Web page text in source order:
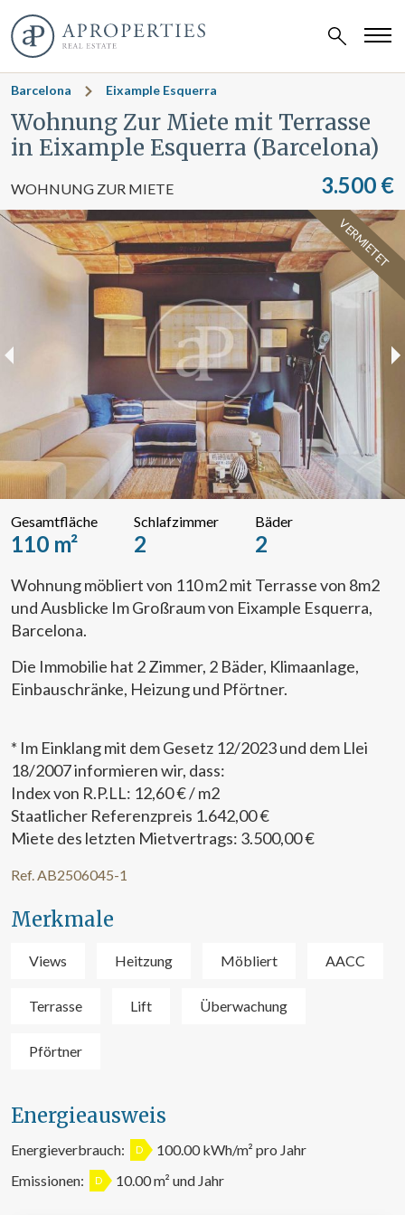
Barcelona Eixample Esquerra
Wohnung Zur Miete mit Terrasse
in Eixample Esquerra (Barcelona)
WOHNUNG ZUR MIETE 3.500 €
VERMIETET
Gesamtfläche
110 m²
Schlafzimmer
2
Bäder
2
Wohnung möbliert von 110 m2 mit Terrasse von 8m2
und Ausblicke Im Großraum von Eixample Esquerra,
Barcelona.
Die Immobilie hat 2 Zimmer, 2 Bäder, Klimaanlage,
Einbauschränke, Heizung und Pförtner.
* Im Einklang mit dem Gesetz 12/2023 und dem Llei
18/2007 informieren wir, dass:
Index von R.P.LL: 12,60 € / m2
Staatlicher Referenzpreis 1.642,00 €
Miete des letzten Mietvertrags: 3.500,00 €
Ref. AB2506045-1
Merkmale
Views Heitzung Möbliert AACC
Terrasse Lift Überwachung
Pförtner
Energieausweis
Energieverbrauch: D
100.00 kWh/m² pro Jahr
Emissionen:
D 10.00 m² und Jahr
Diese Website verwendet eigene Cookies, um
Informationen zu sammeln, um unsere Dienste zu
verbessern. Wenn Sie weiter surfen, akzeptieren Sie deren
Installation. Der Benutzer hat die Möglichkeit, seinen
Browser zu konfigurieren und auf Wunsch zu verhindern,
dass er auf seiner Festplatte installiert wird, obwohl er